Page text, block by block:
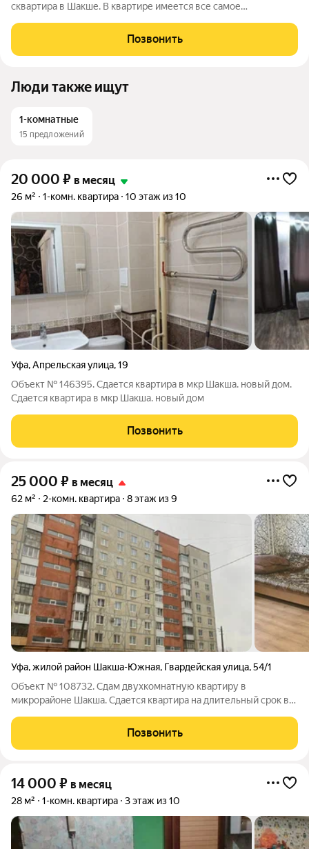
сквартира в Шакше. В квартире имеется все самое
Квартира достаточно мобелирована . Инфраструктура развита
,все в пешей доступности. Звоните!
Позвонить
Люди также ищут
1-комнатные
15 предложений
20 000 ₽ в месяц
26 м² 1-комн. квартира 10 этаж из 10
Уфа,Апрельская улица,19
Объект № 146395. Сдается квартира в мкр Шакша. новый дом.
Сдается квартира в мкр Шакша. новый дом
Позвонить
25 000 ₽ в месяц
62 м² 2-комн. квартира 8 этаж из 9
Уфа,жилой район Шакша-Южная, Гвардейская улица,54/1
Объект № 108732. Сдам двухкомнатную квартиру в
микрорайоне Шакша. Сдается квартира на длительный срок в
сотрудников рабочей сферы. В квартире имеется все
необходимое для комфортного размещения до пяти
Позвонить
14 000 ₽ в месяц
28 м² 1-комн. квартира 3 этаж из 10